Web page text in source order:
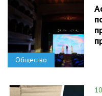
Общество